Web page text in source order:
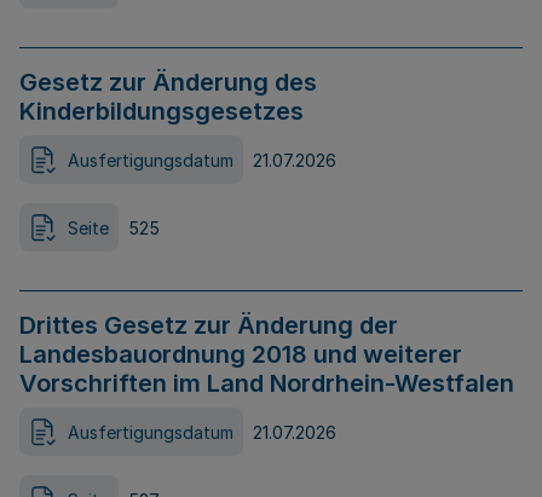
Gesetz zur Änderung des
Kinderbildungsgesetzes
Ausfertigungsdatum 21.07.2026
Seite 525
Drittes Gesetz zur Änderung der
Landesbauordnung 2018 und weiterer
Vorschriften im Land Nordrhein-Westfalen
Ausfertigungsdatum 21.07.2026